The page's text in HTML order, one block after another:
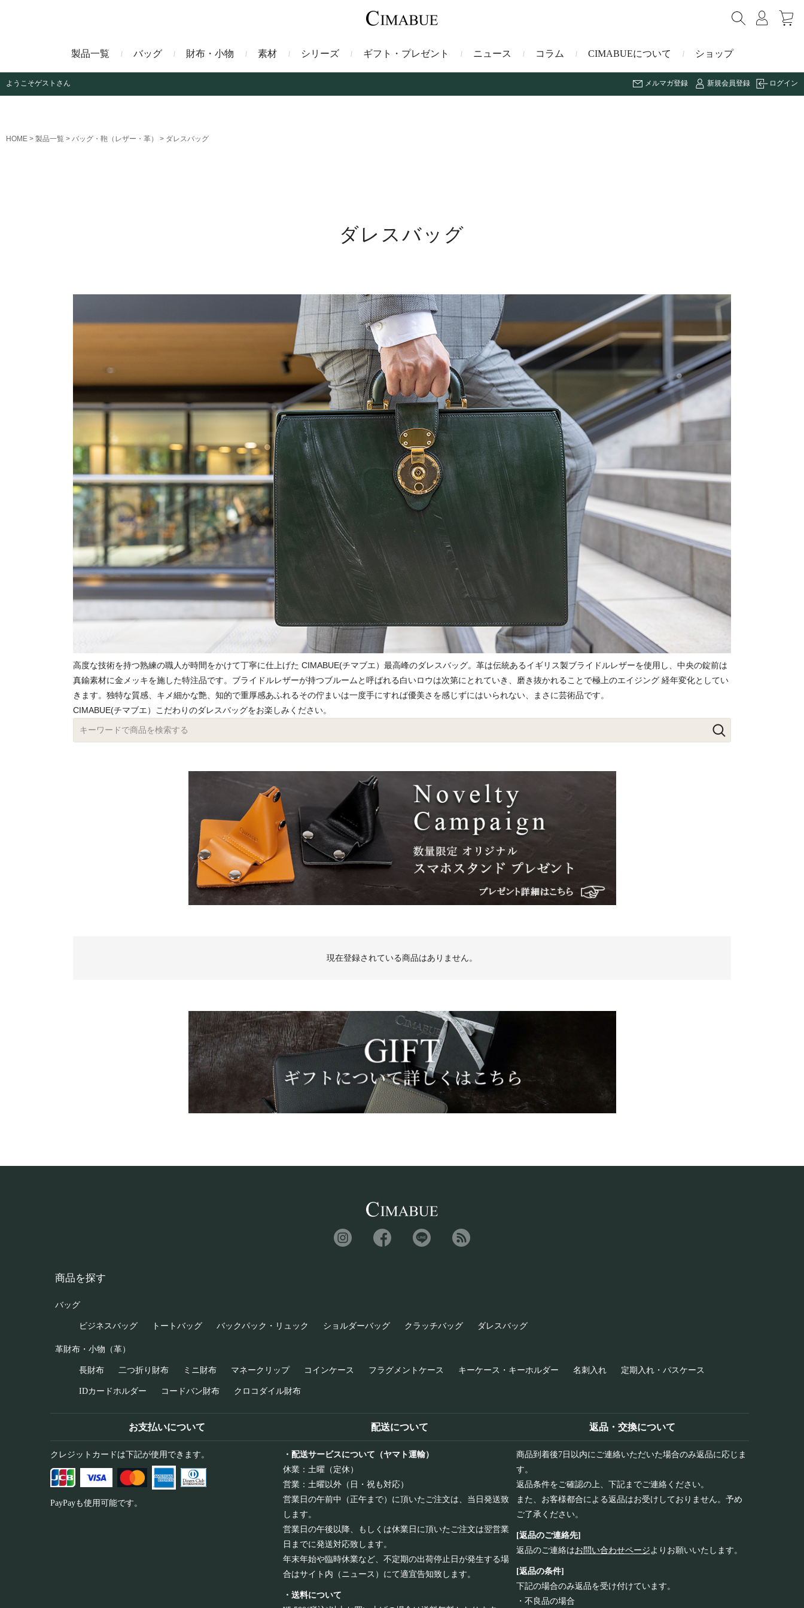
製品一覧 バッグ
ビジネスバッグ トートバッグ バックパック・リュック ショルダーバッグ
クラッチバッグ
財布・小物
長財布 ミドルウォレット 二つ折り財布 ミニ財布
マネークリップ
素材 シリーズ
アニリンコードバン エレファント ガルーシャ サベル マルゴー
ファビオ
ギフト・プレゼント ニュース コラム CIMABUEについて ショップ
ようこそゲストさん メルマガ登録 新規会員登録 ログイン
HOME 製品一覧 バッグ・鞄（レザー・革） ダレスバッグ
ダレスバッグ
高度な技術を持つ熟練の職人が時間をかけて丁寧に仕上げた CIMABUE(チマブエ）最高峰のダレスバッグ。革は伝統あるイギリス製ブライドルレザーを使用し、中央の錠前は
真鍮素材に金メッキを施した特注品です。ブライドルレザーが持つブルームと呼ばれる白いロウは次第にとれていき、磨き抜かれることで極上のエイジング 経年変化としてい
きます。独特な質感、キメ細かな艶、知的で重厚感あふれるその佇まいは一度手にすれば優美さを感じずにはいられない、まさに芸術品です。
CIMABUE(チマブエ）こだわりのダレスバッグをお楽しみください。
現在登録されている商品はありません。
商品を探す
バッグ
ビジネスバッグ トートバッグ バックパック・リュック ショルダーバッグ クラッチバッグ ダレスバッグ
革財布・小物（革）
長財布 二つ折り財布 ミニ財布 マネークリップ コインケース フラグメントケース キーケース・キーホルダー 名刺入れ 定期入れ・パスケース
IDカードホルダー コードバン財布 クロコダイル財布
お支払いについて
クレジットカードは下記が使用できます。
PayPayも使用可能です。
配送について
・配送サービスについて（ヤマト運輸）
休業：土曜（定休）
営業：土曜以外（日・祝も対応）
営業日の午前中（正午まで）に頂いたご注文は、当日発送致
します。
営業日の午後以降、もしくは休業日に頂いたご注文は翌営業
日までに発送対応致します。
年末年始や臨時休業など、不定期の出荷停止日が発生する場
合はサイト内（ニュース）にて適宜告知致します。
・送料について
返品・交換について
商品到着後7日以内にご連絡いただいた場合のみ返品に応じま
す。
返品条件をご確認の上、下記までご連絡ください。
また、お客様都合による返品はお受けしておりません。予め
ご了承ください。
[返品のご連絡先]
返品のご連絡はお問い合わせページよりお願いいたします。
[返品の条件]
下記の場合のみ返品を受け付けています。
・不良品の場合